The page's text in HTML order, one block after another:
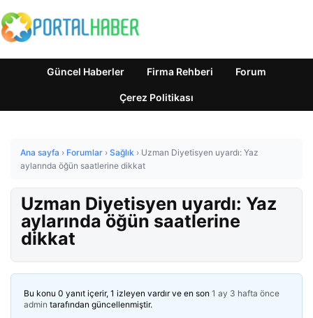
Güncel Haberler Firma Rehberi Forum
Çerez Politikası
Ana sayfa › Forumlar › Sağlık › Uzman Diyetisyen uyardı: Yaz
aylarında öğün saatlerine dikkat
Uzman Diyetisyen uyardı: Yaz
aylarında öğün saatlerine
dikkat
Bu konu 0 yanıt içerir, 1 izleyen vardır ve en son 1 ay 3 hafta önce
admin tarafından güncellenmiştir.